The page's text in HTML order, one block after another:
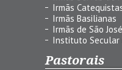
Irmãs
Irmãs Basilianas
Irmãs de São José
Instituto Secular
Pastorais